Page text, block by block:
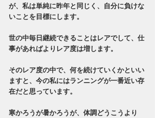
が、私は単純に昨年と同じく、自分に負けな
いことを目標にします。
世の中毎日継続できることはレアでして、仕
事があればよりレア度は増します。
そのレア度の中で、何を続けていくかといい
ますと、今の私にはランニングが一番近い存
在だと思っています。
寒かろうが暑かろうが、体調どうこうより